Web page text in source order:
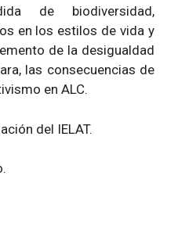
de biodiversidad,
en los estilos de vida y
de la desigualdad
las consecuencias de
en ALC.
del IELAT.